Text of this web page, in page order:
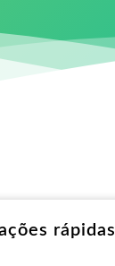
rápidas